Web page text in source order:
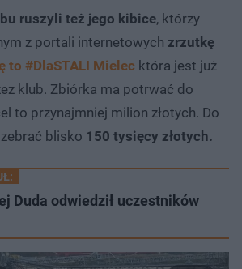
ruszyli też jego kibice, którzy
z portali internetowych zrzutkę
to #DlaSTALI Mielec która jest już
klub. Zbiórka ma potrwać do
to przynajmniej milion złotych. Do
blisko 150 tysięcy złotych.
Duda odwiedził uczestników